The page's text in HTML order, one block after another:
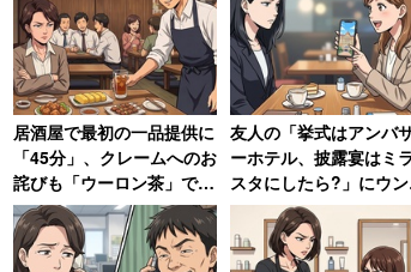
居酒屋で最初の一品提供に
「45分」、クレームへのお
詫びも「ウーロン茶」で
「最悪過ぎてお店の名前も
覚えていません」と語る女
性
友人の「挙式はアンバ
ーホテル、披露宴はミ
スタにしたら?」にウ
リ→ミラコスタで挙式
「呼んでません」と絶
た女性